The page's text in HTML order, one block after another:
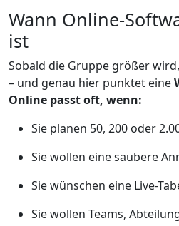
Wann Online-
ist
Sobald die Gruppe größer
– und genau hier punktet eine
Online passt oft, wenn:
Sie planen 50, 200 oder
Sie wollen eine saubere
Sie wünschen eine Live-
Sie wollen Teams,